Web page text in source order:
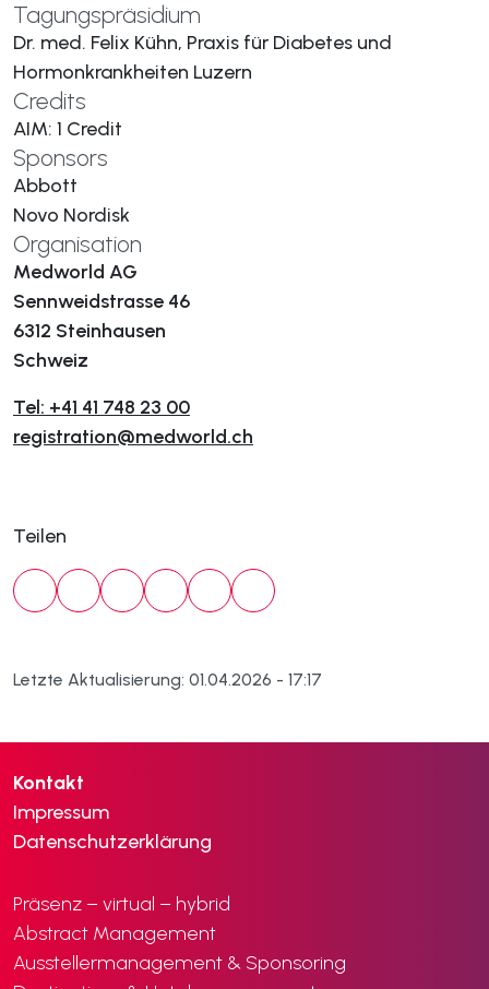
Tagungspräsidium
Dr. med. Felix Kühn, Praxis für Diabetes und
Hormonkrankheiten Luzern
Credits
AIM: 1 Credit
Sponsors
Abbott
Novo Nordisk
Organisation
Medworld AG
Sennweidstrasse 46
6312 Steinhausen
Schweiz
Tel: +41 41 748 23 00
registration@medworld.ch
Teilen
Letzte Aktualisierung: 01.04.2026 - 17:17
Kontakt
Impressum
Datenschutzerklärung
Präsenz – virtual – hybrid
Abstract Management
Ausstellermanagement & Sponsoring